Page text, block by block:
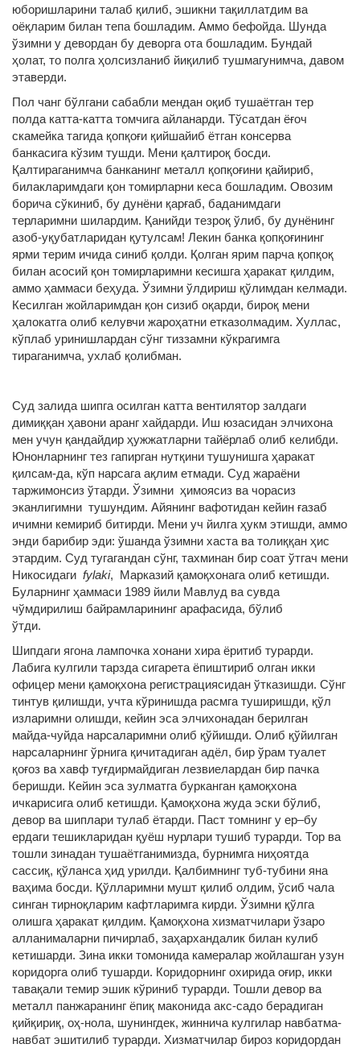
юборишларини талаб қилиб, эшикни тақиллатдим ва
оёқларим билан тепа бошладим. Аммо бефойда. Шунда
ўзимни у девордан бу деворга ота бошладим. Бундай
ҳолат, то полга ҳолсизланиб йиқилиб тушмагунимча, давом
этаверди.
Пол чанг бўлгани сабабли мендан оқиб тушаётган тер
полда катта-катта томчига айланарди. Тўсатдан ёғоч
скамейка тагида қопқоғи қийшайиб ётган консерва
банкасига кўзим тушди. Мени қалтироқ босди.
Қалтираганимча банканинг металл қопқоғини қайириб,
билакларимдаги қон томирларни кеса бошладим. Овозим
борича сўкиниб, бу дунёни қарғаб, баданимдаги
терларимни шилардим. Қанийди тезроқ ўлиб, бу дунёнинг
азоб-уқубатларидан қутулсам! Лекин банка қопқоғининг
ярми терим ичида синиб қолди. Қолган ярим парча қопқоқ
билан асосий қон томирларимни кесишга ҳаракат қилдим,
аммо ҳаммаси беҳуда. Ўзимни ўлдириш қўлимдан келмади.
Кесилган жойларимдан қон сизиб оқарди, бироқ мени
ҳалокатга олиб келувчи жароҳатни етказолмадим. Хуллас,
кўплаб уринишлардан сўнг тиззамни кўкрагимга
тираганимча, ухлаб қолибман.
Суд залида шипга осилган катта вентилятор залдаги
димиққан ҳавони аранг хайдарди. Иш юзасидан элчихона
мен учун қандайдир ҳужжатларни тайёрлаб олиб келибди.
Юнонларнинг тез гапирган нутқини тушунишга ҳаракат
қилсам-да, кўп нарсага ақлим етмади. Суд жараёни
таржимонсиз ўтарди. Ўзимни ҳимоясиз ва чорасиз
эканлигимни тушундим. Айянинг вафотидан кейин ғазаб
ичимни кемириб битирди. Мени уч йилга ҳукм этишди, аммо
энди барибир эди: ўшанда ўзимни хаста ва толиққан ҳис
этардим. Суд тугагандан сўнг, тахминан бир соат ўтгач мени
Никосидаги fylaki, Марказий қамоқхонага олиб кетишди.
Буларнинг ҳаммаси 1989 йили Мавлуд ва сувда
чўмдирилиш байрамларининг арафасида, бўлиб
ўтди.
Шипдаги ягона лампочка хонани хира ёритиб турарди.
Лабига кулгили тарзда сигарета ёпиштириб олган икки
офицер мени қамоқхона регистрациясидан ўтказишди. Сўнг
тинтув қилишди, учта кўринишда расмга туширишди, қўл
изларимни олишди, кейин эса элчихонадан берилган
майда-чуйда нарсаларимни олиб қўйишди. Олиб қўйилган
нарсаларнинг ўрнига қичитадиган адёл, бир ўрам туалет
қоғоз ва хавф туғдирмайдиган лезвиелардан бир пачка
беришди. Кейин эса зулматга бурканган қамоқхона
ичкарисига олиб кетишди. Қамоқхона жуда эски бўлиб,
девор ва шиплари тулаб ётарди. Паст томнинг у ер–бу
ердаги тешикларидан қуёш нурлари тушиб турарди. Тор ва
тошли зинадан тушаётганимизда, бурнимга ниҳоятда
сассиқ, қўланса ҳид урилди. Қалбимнинг туб-тубини яна
ваҳима босди. Қўлларимни мушт қилиб олдим, ўсиб чала
синган тирноқларим кафтларимга кирди. Ўзимни қўлга
олишга ҳаракат қилдим. Қамоқхона хизматчилари ўзаро
алланималарни пичирлаб, заҳархандалик билан кулиб
кетишарди. Зина икки томонида камералар жойлашган узун
коридорга олиб тушарди. Коридорнинг охирида оғир, икки
тавақали темир эшик кўриниб турарди. Тошли девор ва
металл панжаранинг ёпиқ маконида акс-садо берадиган
қийқириқ, оҳ-нола, шунингдек, жиннича кулгилар навбатма-
навбат эшитилиб турарди. Хизматчилар бироз коридордан